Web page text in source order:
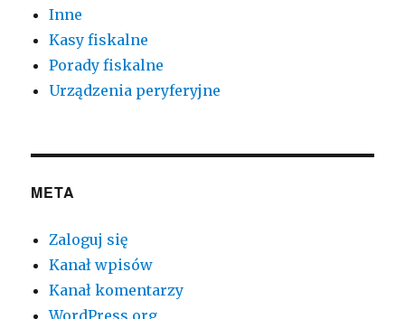
Inne
Kasy fiskalne
Porady fiskalne
Urządzenia peryferyjne
META
Zaloguj się
Kanał wpisów
Kanał komentarzy